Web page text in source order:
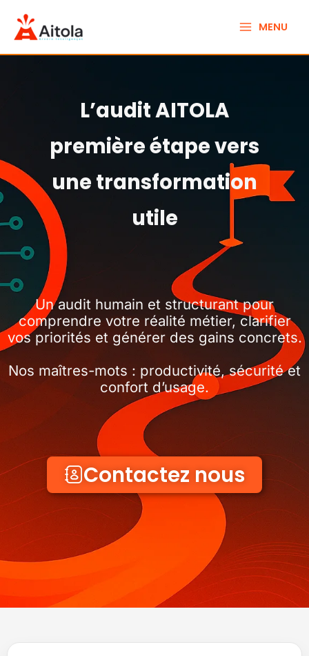
contenu
MENU
L’audit AITOLA
première étape vers
une transformation
utile
Un audit humain et structurant pour
comprendre votre réalité métier, clarifier
vos priorités et générer des gains concrets.
Nos maîtres-mots : productivité, sécurité et
confort d’usage.
Contactez nous